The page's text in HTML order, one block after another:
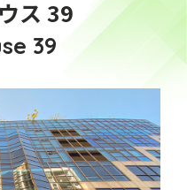
ス 39
39